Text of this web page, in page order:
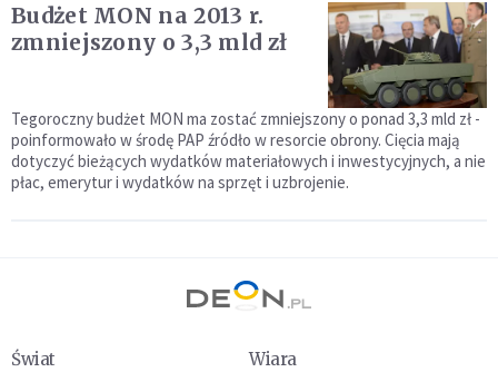
Budżet MON na 2013 r.
zmniejszony o 3,3 mld zł
Tegoroczny budżet MON ma zostać zmniejszony o ponad 3,3 mld zł -
poinformowało w środę PAP źródło w resorcie obrony. Cięcia mają
dotyczyć bieżących wydatków materiałowych i inwestycyjnych, a nie
płac, emerytur i wydatków na sprzęt i uzbrojenie.
Świat
Wiara